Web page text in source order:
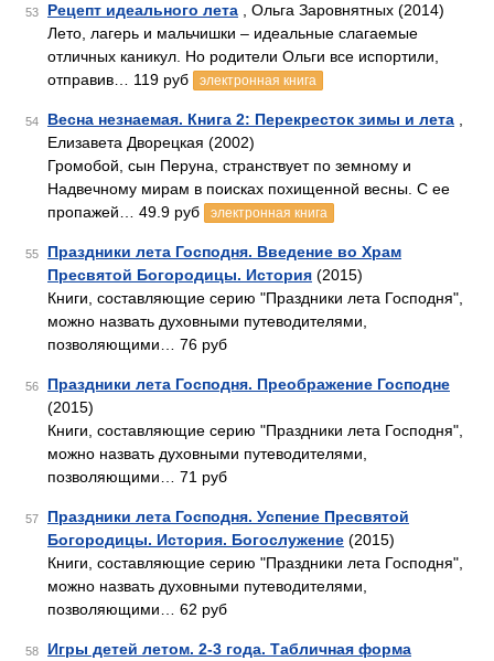
53 Рецепт идеального лета , Ольга Заровнятных (2014)
Лето, лагерь и мальчишки – идеальные слагаемые
отличных каникул. Но родители Ольги все испортили,
отправив… 119 руб
электронная книга
54 Весна незнаемая. Книга 2: Перекресток зимы и лета
Елизавета Дворецкая (2002)
Громобой, сын Перуна, странствует по земному и
Надвечному мирам в поисках похищенной весны. С ее
пропажей… 49.9 руб
электронная книга
55
Праздники лета Господня. Введение во Храм
Пресвятой Богородицы. История (2015)
Книги, составляющие серию "Праздники лета Господня",
можно назвать духовными путеводителями,
позволяющими… 76 руб
56
Праздники лета Господня. Преображение Господне
(2015)
Книги, составляющие серию "Праздники лета Господня",
можно назвать духовными путеводителями,
позволяющими… 71 руб
57
Праздники лета Господня. Успение Пресвятой
Богородицы. История. Богослужение (2015)
Книги, составляющие серию "Праздники лета Господня",
можно назвать духовными путеводителями,
позволяющими… 62 руб
58
Игры детей летом. 2-3 года. Табличная форма